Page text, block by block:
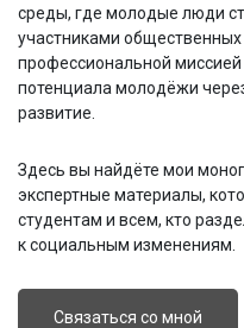
среды, где молодые люди
участниками
профессиональной
потенциала молодёжи
развитие.
Здесь вы найдёте мои
экспертные материалы,
студентам и всем, кто
к социальным изменениям.
Связаться со мной